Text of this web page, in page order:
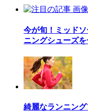
今が旬！ミッド
ニングシューズ
綺麗なランニン